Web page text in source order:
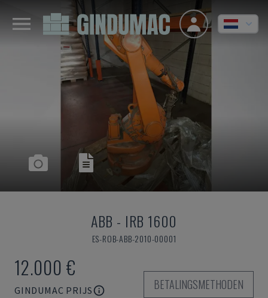
ABB - IRB 1600
ES-ROB-ABB-2010-00001
12.000 €
GINDUMAC PRIJS
BETALINGSMETHODEN